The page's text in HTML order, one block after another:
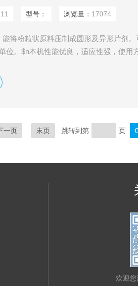
型号： 浏览量： 17074
将粉粒状原料压制成圆形及异形片剂
位。$n本机性能优良，适应性强，使用
药行业压制各种中、西药片剂的要求和
广大用户的欢迎。
一页 末页 跳转到第 页
欢迎您